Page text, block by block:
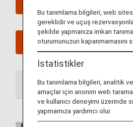
Planlanmış Yolculuklarım
Havaalanında Lounge'lar
Bu tanımlama bilgileri, web
gereklidir ve uçuş
şekilde yapmanıza imkan
oturumunuzun kapanmamasını
İstatistikler
Bu tanımlama bilgileri, analitik
amaçlar için anonim web
ve kullanıcı deneyimi üzerinde
yapmamıza yardımcı olur.